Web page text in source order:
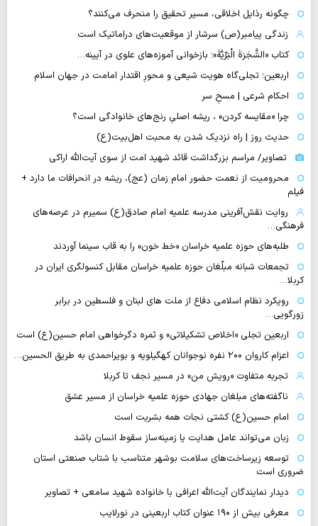
چگونه رذایل اخلاقی، مسیر تحقیق را منحرف می‌کنند؟
زندگی پیامبر(ص) سرشار از موقعیت‌های دراماتیک است
کتاب «الشَّجَرَةَ الْبَرِّیَّةَ»؛ بازخوانی آموزه‌های علوی در آیینه…
اربعین؛ تجلی‌گاه هویت شیعی و محورِ اقتدار امامت در جهان اسلام
احکام شرعی | مسحِ سر
چرا «مقایسه کردن» ، ریشه اصلیِ رنج‌های خانوادگی است؟
حدیث روز | راه نزدیک شدن به محبت اهل‌بیت(ع)
تصاویر/ مراسم بزرگداشت قائد شهید امت از سوی آیت‌الله اراکی
محرومیت از نعمت حضور امام زمان (عج)، ریشه در انحرافات ما دارد +
فیلم
روایت نقش‌آفرینی مدرسه علمیه امام صادق(ع) سمیرم در عرصه‌های
فرهنگی…
طلبه‌های حوزه علمیه خراسان «خط خون» را به قاب سینما آوردند
تجمعات شبانه مبلّغان حوزه علمیه خراسان مقابل کنسولگری ایران در
کربلا…
رویکرد نظام اسلامی دفاع از ملت های لبنان و فلسطین در برابر
زورگویی…
اربعین تجلی «اخلاص تشکیلاتی» و ثمره دگرخواهی امام حسین(ع) است
اعزام کاروان ۲۰۰ نفره نوجوانان کهگیلویه و بویراحمدی به طریق الحسین…
تجربه متفاوت «رویش من» در مسیر نجف تا کربلا
ناگفته‌های مبلغان جهادی حوزه علمیه خراسان از مسیر عشق
امام حسین(ع) کشتی نجات همه بشریت است
زبان می‌تواند عامل هدایت یا زمینه‌ساز سقوط انسان باشد
توسعه زیرساخت‌های سلامت بوشهر متناسب با شتاب صنعتی استان
ضروری است
دیدار نمایندگان آیت‌الله اعرافی با خانواده شهید سامعی + تصاویر
معرفی بیش از ۱۹۰ عنوان کتاب اربعینی در نورلایب